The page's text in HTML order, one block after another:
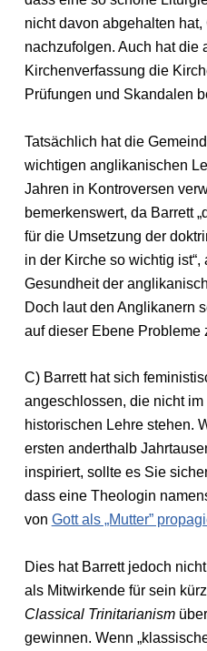
nicht davon abgehalten hat,
nachzufolgen. Auch hat die
Kirchenverfassung die
Prüfungen und Skandalen
Tatsächlich hat die
wichtigen anglikanischen
Jahren in Kontroversen
bemerkenswert, da Barrett
für die Umsetzung der
in der Kirche so wichtig
Gesundheit der
Doch laut den Anglikanern
auf dieser Ebene Probleme
C) Barrett hat sich
angeschlossen, die nicht
historischen Lehre stehen.
ersten anderthalb
inspiriert, sollte es Sie
dass eine Theologin
von Gott als „Mutter”
Dies hat Barrett jedoch
als Mitwirkende für sein
Classical Trinitarianism
gewinnen. Wenn